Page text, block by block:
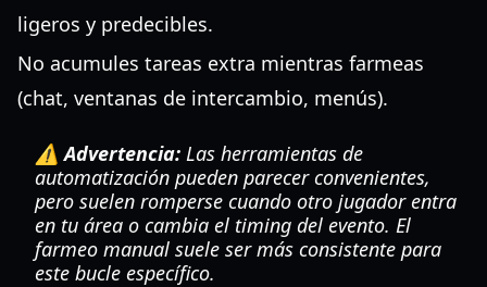
ligeros y predecibles.
No acumules tareas extra mientras farmeas
(chat, ventanas de intercambio, menús).
⚠️ Advertencia: Las herramientas de
automatización pueden parecer convenientes,
pero suelen romperse cuando otro jugador entra
en tu área o cambia el timing del evento. El
farmeo manual suele ser más consistente para
este bucle específico.